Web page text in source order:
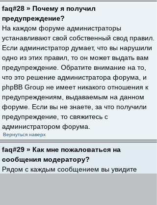
faq#28 » Почему я получил
предупреждение?
На каждом форуме администраторы
устанавливают свой собственный свод правил.
Если администратор думает, что вы нарушили
одно из этих правил, то он может выдать вам
предупреждение. Обратите внимание на то,
что это решение администратора форума, и
phpBB Group не имеет никакого отношения к
предупреждениям, выдаваемым на данном
форуме. Если вы не знаете, за что получили
предупреждение, то свяжитесь с
администратором форума.
Вернуться наверх
faq#29 » Как мне пожаловаться на
сообщения модератору?
Рядом с каждым сообщением вы увидите